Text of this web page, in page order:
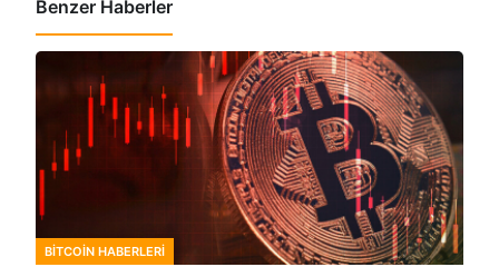
Benzer Haberler
BITCOIN HABERLERI